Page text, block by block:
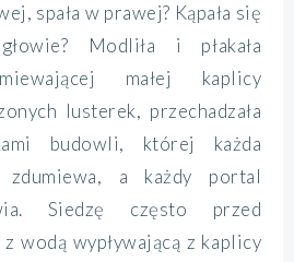
spała w prawej? Kąpała się
Modliła i płakała
małej kaplicy
lusterek, przechadzała
budowli, której każda
zdumiewa, a każdy portal
Siedzę często przed
wodą wypływającą z kaplicy